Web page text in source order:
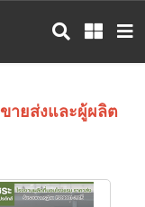
ขายส่งและผู้ผลิต